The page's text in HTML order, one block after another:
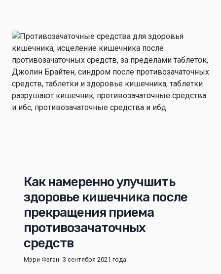
Как намеренно улучшить
здоровье кишечника после
прекращения приема
противозачаточных
средств
Мэри Фэган- 3 сентября 2021 года